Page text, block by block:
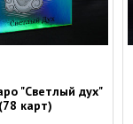
"Светлый дух"
(78 карт)